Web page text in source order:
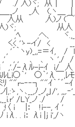
./ 人)ヾ; 从｜
ノ _人 (,ヽ＿
人)ノ (⌒
从人
、 ヾ
-イ/ < __
y)_,,=＝ｲ, /
、 ヽ ',/ / ⌒
λﾙ-i-ｲ i/ 人
｀' ○｀'λ￣,
‐‐┐""ｲ｀´
ヽ､__,ﾉ_ノ,」/',
/LY_ノ ./
|： !i--, ｲ
. i： λi |ｊ i',/